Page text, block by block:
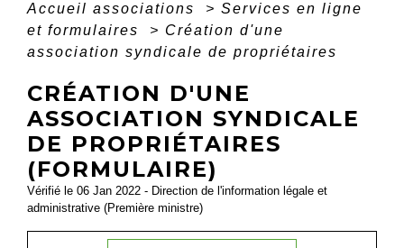
Accueil associations > Services en ligne
et formulaires
> Création d'une
association syndicale de propriétaires
CRÉATION D'UNE
ASSOCIATION SYNDICALE
DE PROPRIÉTAIRES
(FORMULAIRE)
Vérifié le 06 Jan 2022 - Direction de l'information légale et
administrative (Première ministre)